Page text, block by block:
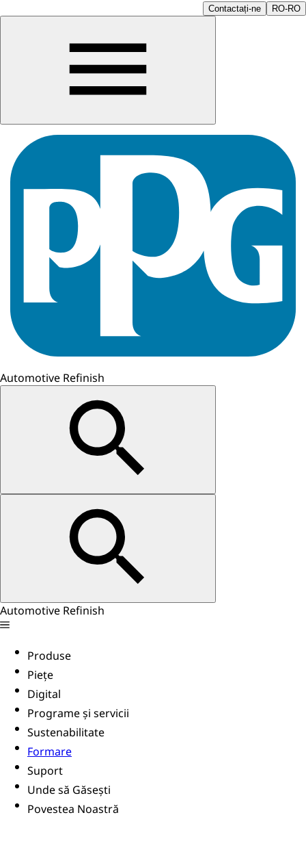
Contactați-ne RO-RO
Automotive Refinish
Automotive Refinish
Produse
Piețe
Digital
Programe și servicii
Sustenabilitate
Formare
Suport
Unde să Găsești
Povestea Noastră